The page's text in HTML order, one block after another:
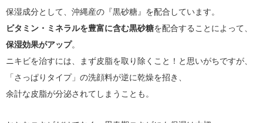
保湿成分として、沖縄産の『黒砂糖』を配合しています。
ビタミン・ミネラルを豊富に含む黒砂糖を配合することによって、
保湿効果がアップ。
ニキビを治すには、まず皮脂を取り除くこと！と思いがちですが、
「さっぱりタイプ」の洗顔料が逆に乾燥を招き、
余計な皮脂が分泌されてしまうことも。